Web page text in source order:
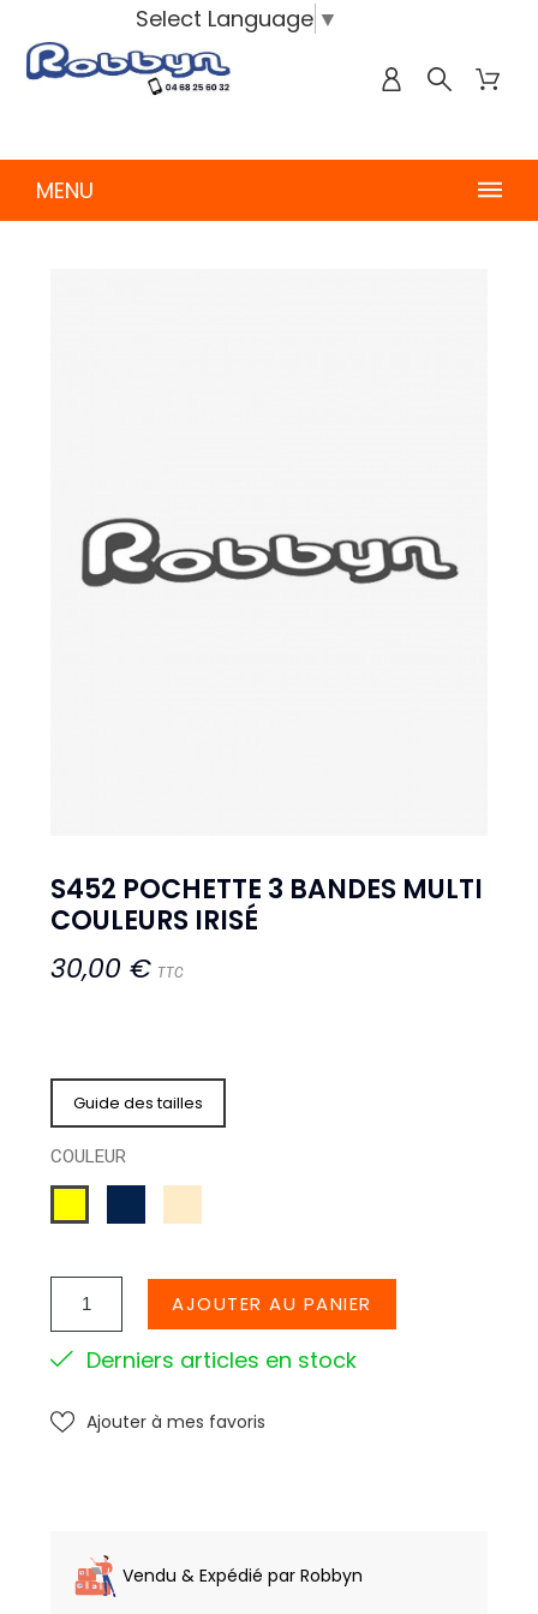
Select Language ▼
MENU
S452 POCHETTE 3 BANDES MULTI
COULEURS IRISÉ
30,00 € TTC
Guide des tailles
COULEUR
AJOUTER AU PANIER
Derniers articles en stock
Ajouter à mes favoris
Vendu & Expédié par Robbyn